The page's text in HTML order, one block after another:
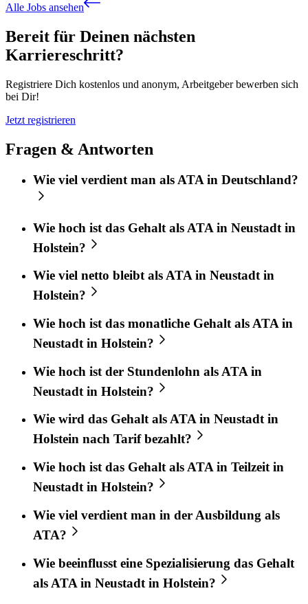
Alle Jobs ansehen
Bereit für Deinen nächsten
Karriereschritt?
Registriere Dich kostenlos und anonym, Arbeitgeber bewerben sich
bei Dir!
Jetzt registrieren
Fragen & Antworten
Wie viel verdient man als ATA in Deutschland?
Wie hoch ist das Gehalt als ATA in Neustadt in
Holstein?
Wie viel netto bleibt als ATA in Neustadt in
Holstein?
Wie hoch ist das monatliche Gehalt als ATA in
Neustadt in Holstein?
Wie hoch ist der Stundenlohn als ATA in
Neustadt in Holstein?
Wie wird das Gehalt als ATA in Neustadt in
Holstein nach Tarif bezahlt?
Wie hoch ist das Gehalt als ATA in Teilzeit in
Neustadt in Holstein?
Wie viel verdient man in der Ausbildung als
ATA?
Wie beeinflusst eine Spezialisierung das Gehalt
als ATA in Neustadt in Holstein?